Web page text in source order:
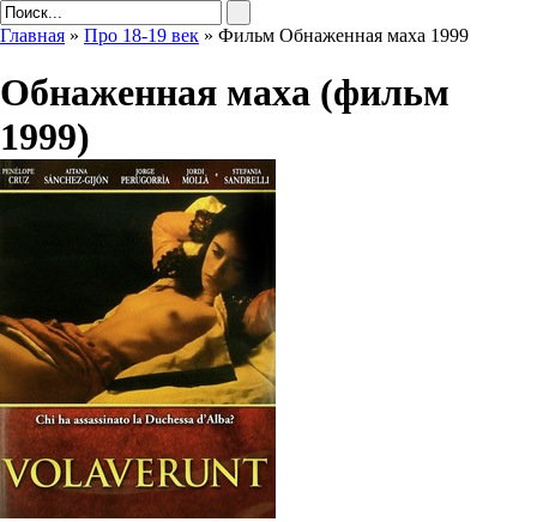
Главная » Про 18-19 век » Фильм Обнаженная маха 1999
Обнаженная маха (фильм
1999)